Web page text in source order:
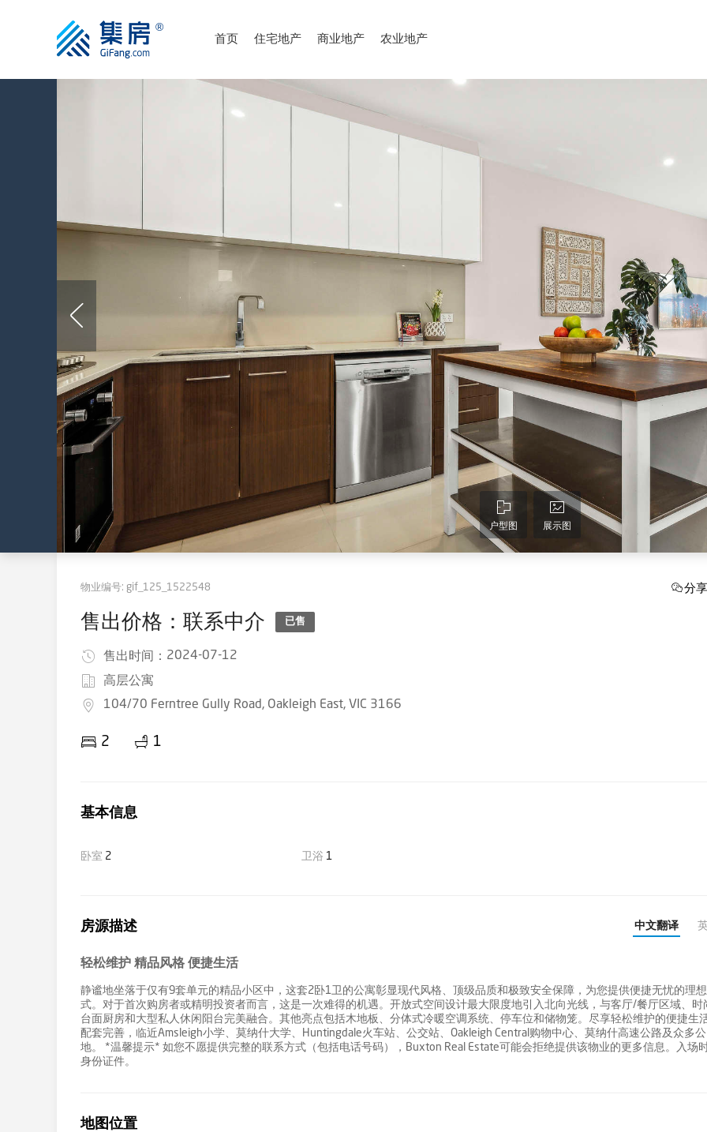
首页 住宅地产 商业地产 农业地产
户型图 展示图
物业编号: gif_125_1522548
售出价格：联系中介 已售
售出时间： 2024-07-12
高层公寓
104/70 Ferntree Gully Road, Oakleigh East, VIC 3166
2 1
分
基本信息
卧室 2 卫浴 1
房源描述 中文翻译
轻松维护 精品风格 便捷生活
静谧地坐落于仅有9套单元的精品小区中，这套2卧1卫的公寓彰显现代风格、顶级品质和极致安全保障，为您提供便捷无忧的理
式。对于首次购房者或精明投资者而言，这是一次难得的机遇。开放式空间设计最大限度地引入北向光线，与客厅/餐厅区域、时
台面厨房和大型私人休闲阳台完美融合。其他亮点包括木地板、分体式冷暖空调系统、停车位和储物笼。尽享轻松维护的便捷生
配套完善，临近Amsleigh小学、莫纳什大学、Huntingdale火车站、公交站、Oakleigh Central购物中心、莫纳什高速公路及众多
地。 *温馨提示* 如您不愿提供完整的联系方式（包括电话号码），Buxton Real Estate可能会拒绝提供该物业的更多信息。入场
身份证件。
地图位置